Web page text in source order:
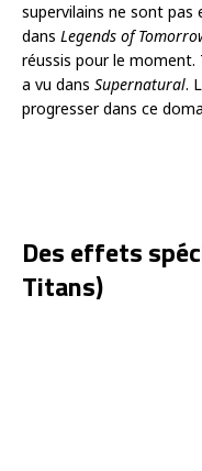
supervilains ne sont pas
dans Legends of
réussis pour le moment.
a vu dans Supernatural.
progresser dans ce
Des effets
Titans)